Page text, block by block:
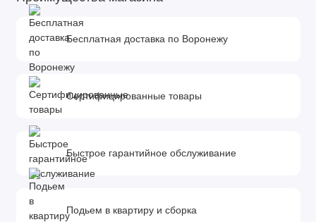
Бесплатная доставка по Воронежу
Сертифицированные товары
Быстрое гарантийное обслуживание
Подьем в квартиру и сборка